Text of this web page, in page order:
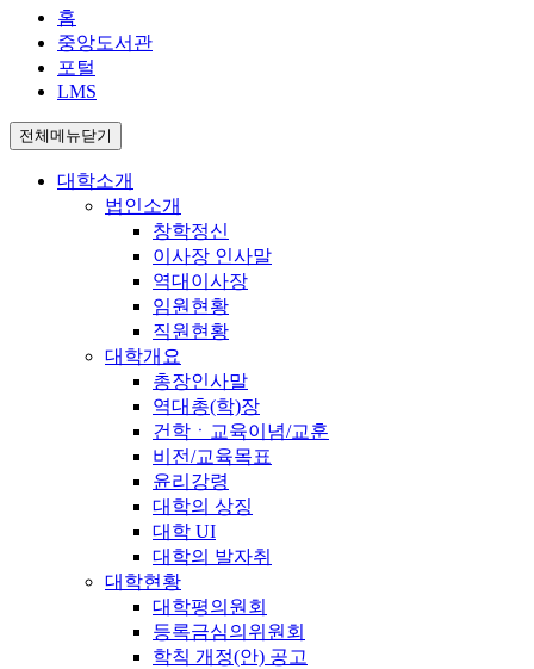
홈
중앙도서관
포털
LMS
전체메뉴닫기
대학소개
법인소개
창학정신
이사장 인사말
역대이사장
임원현황
직원현황
대학개요
총장인사말
역대총(학)장
건학ㆍ교육이념/교훈
비전/교육목표
윤리강령
대학의 상징
대학 UI
대학의 발자취
대학현황
대학평의원회
등록금심의위원회
학칙 개정(안) 공고